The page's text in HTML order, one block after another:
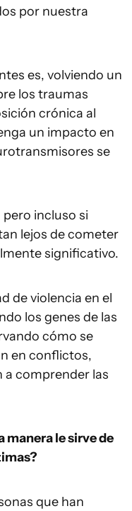
por nuestra
es, volviendo un
los traumas
crónica al
un impacto en
se
incluso si
lejos de cometer
significativo.
de violencia en el
los genes de las
cómo se
en conflictos,
a comprender las
manera le sirve de
que han